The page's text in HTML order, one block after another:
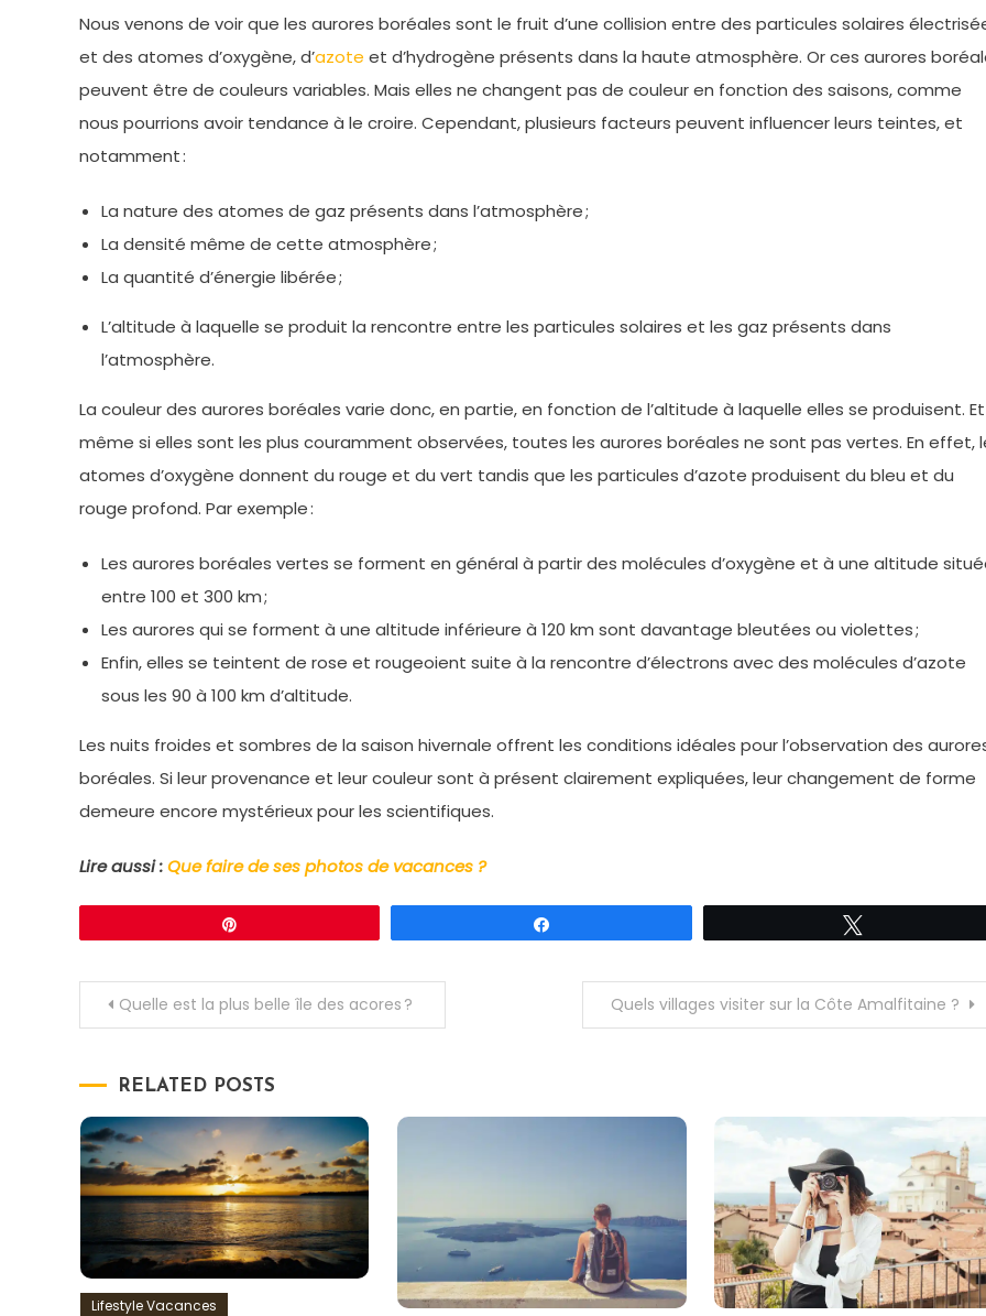
Nous venons de voir que les aurores boréales sont le fruit d’une collision entre des particules solaires
et des atomes d’oxygène, d’azote et d’hydrogène présents dans la haute atmosphère. Or ces aurores
peuvent être de couleurs variables. Mais elles ne changent pas de couleur en fonction des saisons, comme
nous pourrions avoir tendance à le croire. Cependant, plusieurs facteurs peuvent influencer leurs teintes, et
notamment :
La nature des atomes de gaz présents dans l’atmosphère ;
La densité même de cette atmosphère ;
La quantité d’énergie libérée ;
L’altitude à laquelle se produit la rencontre entre les particules solaires et les gaz présents dans
l’atmosphère.
La couleur des aurores boréales varie donc, en partie, en fonction de l’altitude à laquelle elles se produisent. Et
même si elles sont les plus couramment observées, toutes les aurores boréales ne sont pas vertes. En effet,
atomes d’oxygène donnent du rouge et du vert tandis que les particules d’azote produisent du bleu et du
rouge profond. Par exemple :
Les aurores boréales vertes se forment en général à partir des molécules d’oxygène et à une altitude
entre 100 et 300 km ;
Les aurores qui se forment à une altitude inférieure à 120 km sont davantage bleutées ou violettes ;
Enfin, elles se teintent de rose et rougeoient suite à la rencontre d’électrons avec des molécules d’azote
sous les 90 à 100 km d’altitude.
Les nuits froides et sombres de la saison hivernale offrent les conditions idéales pour l’observation des
boréales. Si leur provenance et leur couleur sont à présent clairement expliquées, leur changement de forme
demeure encore mystérieux pour les scientifiques.
Lire aussi :Que faire de ses photos de vacances ?
Navigation
Quelle est la plus belle île des acores ? Quels villages visiter sur la Côte Amalfitaine ?
RELATED POSTS
Lifestyle Vacances